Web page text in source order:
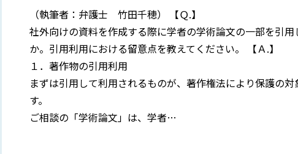
（執筆者：弁護士 竹田千穂） 【Ｑ.】
社外向けの資料を作成する際に学者の学術論文の一部を引
か。引用利用における留意点を教えてください。 【Ａ.】
１．著作物の引用利用
まずは引用して利用されるものが、著作権法により保護の
す。
ご相談の「学術論文」は、学者…